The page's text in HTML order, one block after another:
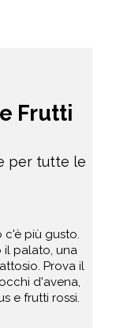
Frutti
per tutte le
più gusto.
il palato, una
Prova il
d'avena,
e frutti rossi.